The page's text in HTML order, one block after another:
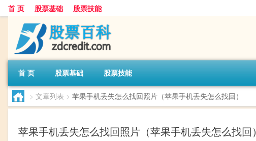
首 页 股票基础 股票技能
首 页 股票基础 股票技能
> 文章列表 > 苹果手机丢失怎么找回照片（苹果手机丢失怎么找回）
苹果手机丢失怎么找回照片（苹果手机丢失怎么找回）